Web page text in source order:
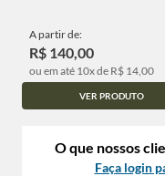
A partir de:
R$ 140,00
ou em até 10x de R$ 14,00
VER PRODUTO
O que nossos
Faça login